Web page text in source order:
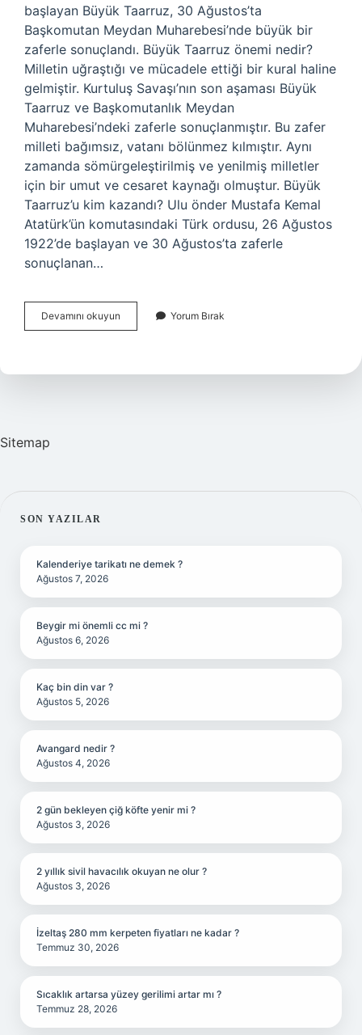
başlayan Büyük Taarruz, 30 Ağustos’ta
Başkomutan Meydan Muharebesi’nde büyük bir
zaferle sonuçlandı. Büyük Taarruz önemi nedir?
Milletin uğraştığı ve mücadele ettiği bir kural haline
gelmiştir. Kurtuluş Savaşı’nın son aşaması Büyük
Taarruz ve Başkomutanlık Meydan
Muharebesi’ndeki zaferle sonuçlanmıştır. Bu zafer
milleti bağımsız, vatanı bölünmez kılmıştır. Aynı
zamanda sömürgeleştirilmiş ve yenilmiş milletler
için bir umut ve cesaret kaynağı olmuştur. Büyük
Taarruz’u kim kazandı? Ulu önder Mustafa Kemal
Atatürk’ün komutasındaki Türk ordusu, 26 Ağustos
1922’de başlayan ve 30 Ağustos’ta zaferle
sonuçlanan…
Devamını okuyun
Taarruz
Meydan
Yorum Bırak
Sitemap
SIDEBAR
SON YAZILAR
Kalenderiye tarikatı ne demek ?
Ağustos 7, 2026
Beygir mi önemli cc mi ?
Ağustos 6, 2026
Kaç bin din var ?
Ağustos 5, 2026
Avangard nedir ?
Ağustos 4, 2026
2 gün bekleyen çiğ köfte yenir mi ?
Ağustos 3, 2026
2 yıllık sivil havacılık okuyan ne olur ?
Ağustos 3, 2026
İzeltaş 280 mm kerpeten fiyatları ne kadar ?
Temmuz 30, 2026
Sıcaklık artarsa yüzey gerilimi artar mı ?
Temmuz 28, 2026